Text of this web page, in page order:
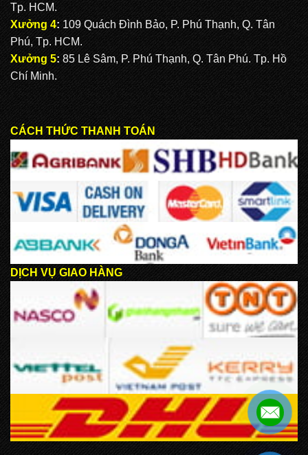
Tp. HCM.
Xưởng 4: 109 Quách Đình Bảo, P. Phú Thạnh, Q. Tân
Phú, Tp. HCM.
Xưởng 5: 85 Lê Sâm, P. Phú Thạnh, Q. Tân Phú. Tp. Hồ
Chí Minh.
CÁCH THỨC THANH TOÁN
DỊCH VỤ GIAO HÀNG